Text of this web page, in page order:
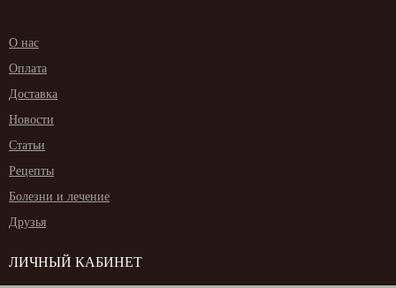
О нас
Оплата
Доставка
Новости
Статьи
Рецепты
Болезни и лечение
Друзья
ЛИЧНЫЙ КАБИНЕТ